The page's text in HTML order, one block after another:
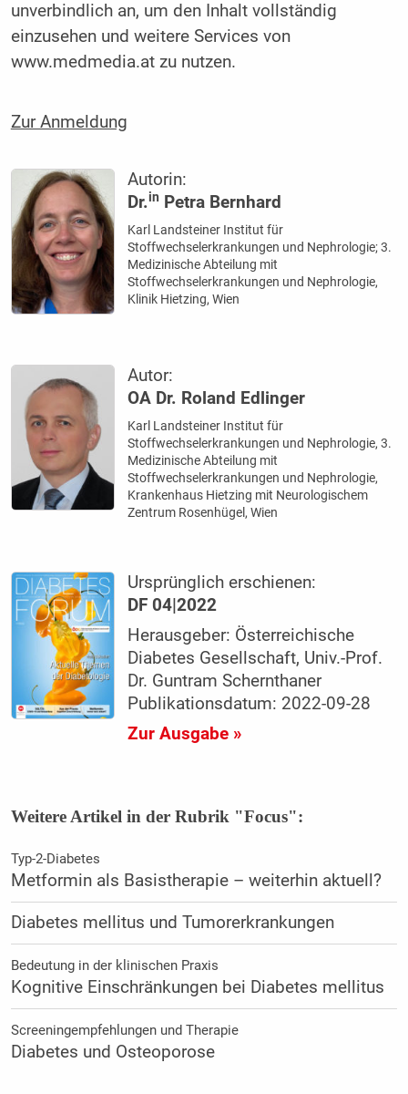
unverbindlich an, um den Inhalt vollständig
einzusehen und weitere Services von
www.medmedia.at zu nutzen.
Zur Anmeldung
Autorin:
Dr.in Petra Bernhard
Karl Landsteiner Institut für
Stoffwechselerkrankungen und Nephrologie; 3.
Medizinische Abteilung mit
Stoffwechselerkrankungen und Nephrologie,
Klinik Hietzing, Wien
Autor:
OA Dr. Roland Edlinger
Karl Landsteiner Institut für
Stoffwechselerkrankungen und Nephrologie, 3.
Medizinische Abteilung mit
Stoffwechselerkrankungen und Nephrologie,
Krankenhaus Hietzing mit Neurologischem
Zentrum Rosenhügel, Wien
Ursprünglich erschienen:
DF 04|2022
Herausgeber: Österreichische
Diabetes Gesellschaft, Univ.-Prof.
Dr. Guntram Schernthaner
Publikationsdatum: 2022-09-28
Zur Ausgabe »
Weitere Artikel in der Rubrik "Focus":
Typ-2-Diabetes
Metformin als Basistherapie – weiterhin aktuell?
Diabetes mellitus und Tumorerkrankungen
Bedeutung in der klinischen Praxis
Kognitive Einschränkungen bei Diabetes mellitus
Screeningempfehlungen und Therapie
Diabetes und Osteoporose